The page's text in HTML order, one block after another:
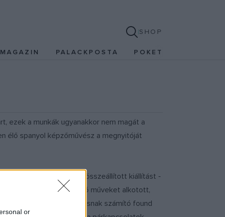
or
SHOP
PALACKPOSTA POKET
ezek a munkák ugyanakkor nem magát a
élő spanyol képzőművész a megnyitóját
videomunkákból összeállított kiállítást -
mozgóképeiből építkező műveket alkotott,
A manapság oly divatosnak számító found